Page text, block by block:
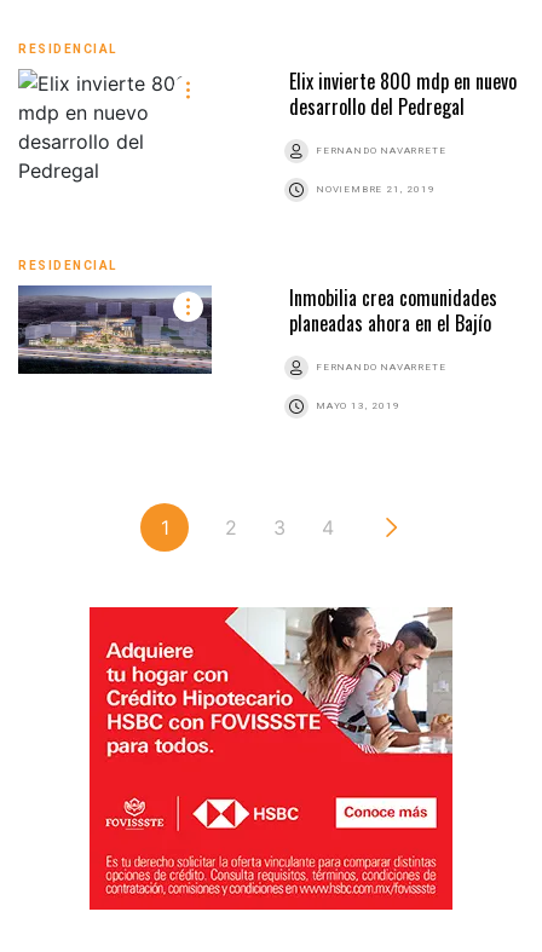
RESIDENCIAL
Elix invierte 800 mdp en nuevo
desarrollo del Pedregal
FERNANDO NAVARRETE
NOVIEMBRE 21, 2019
RESIDENCIAL
Inmobilia crea comunidades
planeadas ahora en el Bajío
FERNANDO NAVARRETE
MAYO 13, 2019
1 2 3 4